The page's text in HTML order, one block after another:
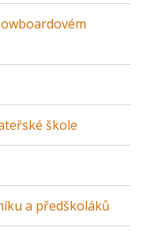
škole
a předškoláků